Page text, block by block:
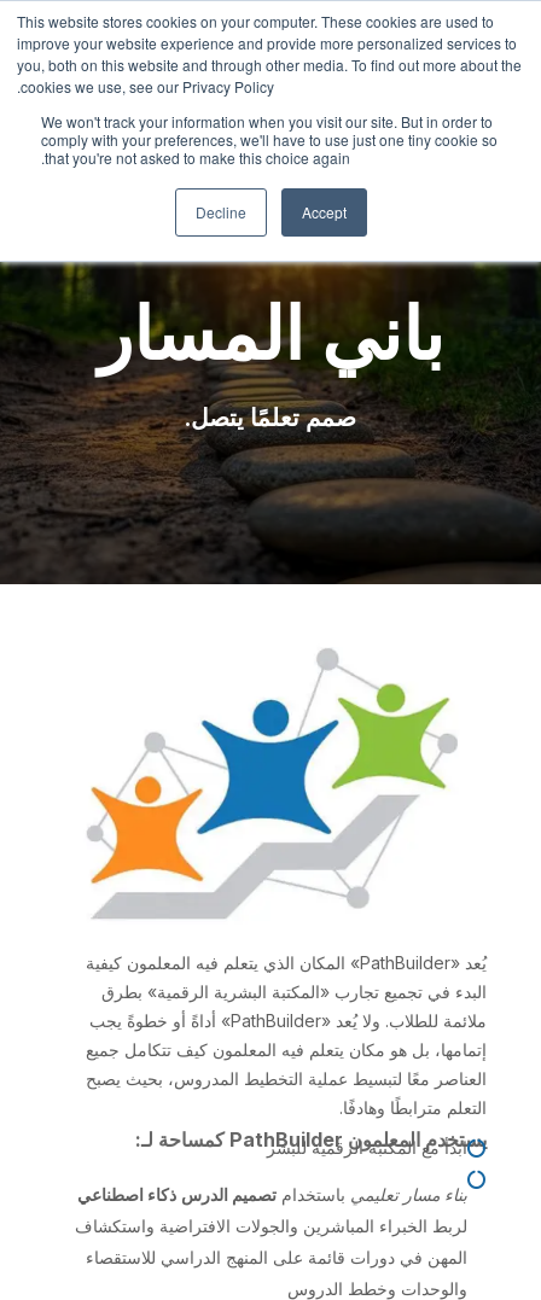
This website stores cookies on your computer. These cookies are used to
improve your website experience and provide more personalized services to
you, both on this website and through other media. To find out more about the
cookies we use, see our Privacy Policy.
We won't track your information when you visit our site. But in order to
comply with your preferences, we'll have to use just one tiny cookie so
that you're not asked to make this choice again.
Accept
Decline
باني المسار
صمم تعلمًا يتصل.
يُعد «PathBuilder» المكان الذي يتعلم فيه المعلمون كيفية
البدء في تجميع تجارب «المكتبة البشرية الرقمية» بطرق
ملائمة للطلاب. ولا يُعد «PathBuilder» أداةً أو خطوةً يجب
إتمامها، بل هو مكان يتعلم فيه المعلمون كيف تتكامل جميع
العناصر معًا لتبسيط عملية التخطيط المدروس، بحيث يصبح
التعلم مترابطًا وهادفًا.
يستخدم المعلمون PathBuilder كمساحة لـ:
ابدأ مع المكتبة الرقمية للبشر

بناء مسار تعليمي باستخدام تصميم الدرس ذكاء اصطناعي
لربط الخبراء المباشرين والجولات الافتراضية واستكشاف
المهن في دورات قائمة على المنهج الدراسي للاستقصاء
والوحدات وخطط الدروس
Arabic
English
Spanish
Hindi
Tagalog
Cantonese